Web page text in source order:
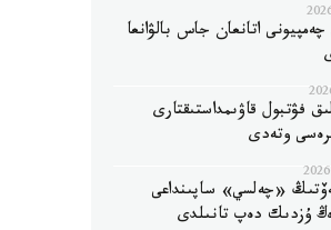
چەمپيونى اتانعان جاس بالۋانعا
فۋتبول قاۋىمداستىقتارى
وتەدى
«چەلسي» ساپىنداعى
ۇزدىك دەپ تانىلدى